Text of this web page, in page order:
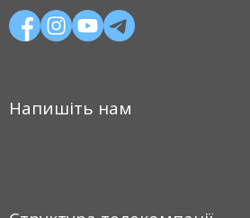
Напишіть нам